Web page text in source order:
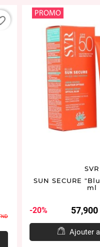
PROMO
SVR
SUN SECURE
ml
20% Prix57,900
Ajouter